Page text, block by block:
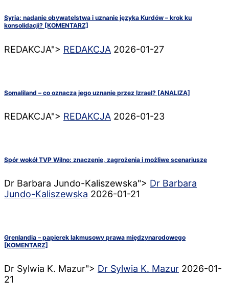
Syria: nadanie obywatelstwa i uznanie języka Kurdów – krok ku
konsolidacji? [KOMENTARZ]
REDAKCJA"> REDAKCJA 2026-01-27
Somaliland – co oznacza jego uznanie przez Izrael? [ANALIZA]
REDAKCJA"> REDAKCJA 2026-01-23
Spór wokół TVP Wilno: znaczenie, zagrożenia i możliwe scenariusze
Dr Barbara Jundo-Kaliszewska"> Dr Barbara
Jundo-Kaliszewska 2026-01-21
Grenlandia – papierek lakmusowy prawa międzynarodowego
[KOMENTARZ]
Dr Sylwia K. Mazur"> Dr Sylwia K. Mazur 2026-01-
21